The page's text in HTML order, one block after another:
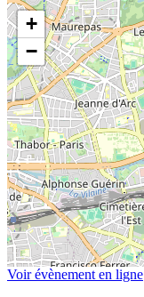
+
−
Voir évènement en ligne